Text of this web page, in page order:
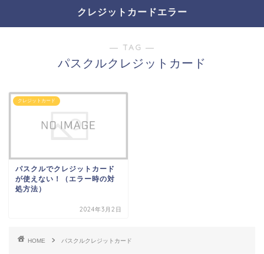
クレジットカードエラー
― TAG ―
パスクルクレジットカード
クレジットカード
パスクルでクレジットカード
が使えない！（エラー時の対
処方法）
2024年3月2日
HOME パスクルクレジットカード